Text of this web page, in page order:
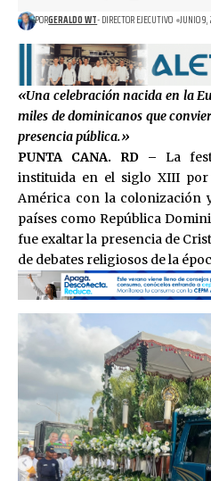
PORGERALDO WT- DIRECTOR EJECUTIVO JUNIO 9,
«Una celebración nacida en la
miles de dominicanos que
presencia pública.»
PUNTA CANA. RD – La
instituida en el siglo XIII por
América con la colonización
países como República
fue exaltar la presencia de
de debates religiosos de la